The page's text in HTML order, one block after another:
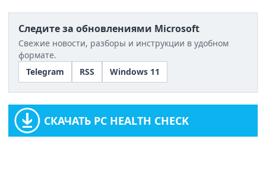
Следите за обновлениями Microsoft
Свежие новости, разборы и инструкции в удобном
формате.
Telegram
RSS Windows 11
СКАЧАТЬ PC HEALTH CHECK